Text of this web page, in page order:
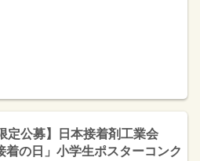
定公募】日本接着剤工業会
着の日」小学生ポスターコンク